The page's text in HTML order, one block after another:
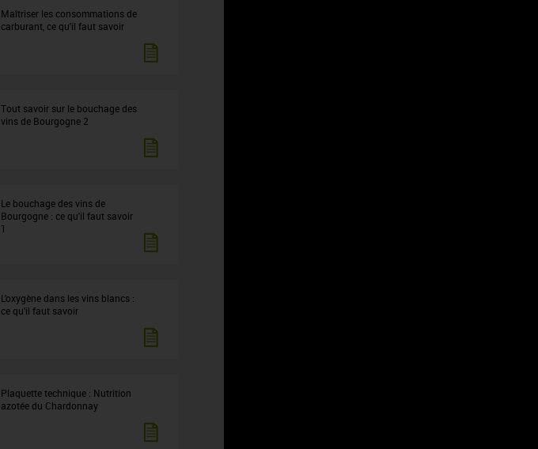
Maîtriser les consommations de
carburant, ce qu'il faut savoir
Tout savoir sur le bouchage des
vins de Bourgogne 2
Le bouchage des vins de
Bourgogne : ce qu'il faut savoir
1
L'oxygène dans les vins blancs :
ce qu'il faut savoir
Plaquette technique : Nutrition
azotée du Chardonnay